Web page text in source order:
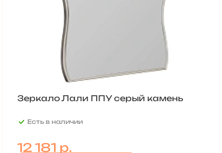
Зеркало Лали ППУ серый камень
Есть в наличии
12 181 р.